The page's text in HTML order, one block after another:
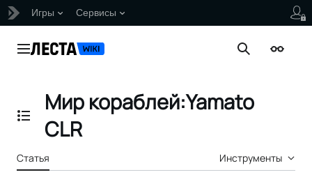
Игры Сервисы
Главное меню Поиск
Отобразить/Скрыть содержание
Мир кораблей:Yamato
CLR
Статья Инструменты